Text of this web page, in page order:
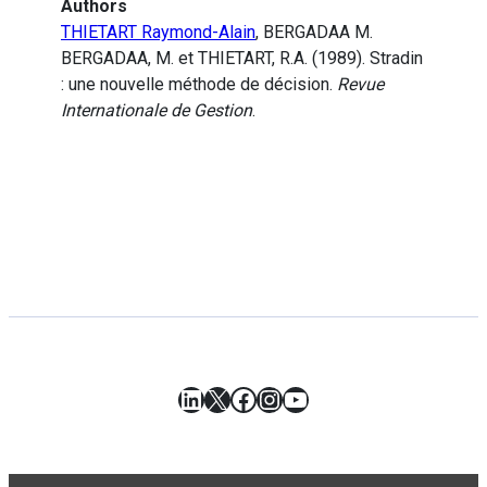
Authors
THIETART Raymond-Alain, BERGADAA M.
BERGADAA, M. et THIETART, R.A. (1989). Stradin
: une nouvelle méthode de décision. Revue
Internationale de Gestion.
LinkedIn
X Facebook
Instagram
YouTube